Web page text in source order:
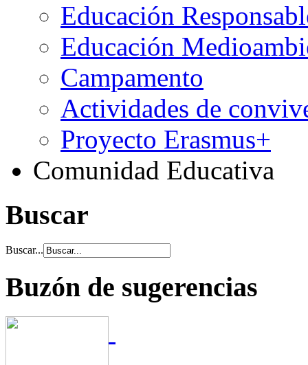
Educación
Educación
Campamento
Actividades de
Proyecto Erasmus+
Comunidad Educativa
Buscar
Buscar...
Buzón de sugerencias